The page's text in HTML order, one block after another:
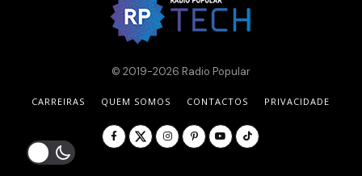
© 2019-2026 Radio Popular
CARREIRAS QUEM SOMOS CONTACTOS PRIVACIDADE